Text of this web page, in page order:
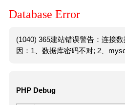
Database Error
(1040) 365建站错误警告：连接
因：1、数据库密码不对; 2、
PHP Debug